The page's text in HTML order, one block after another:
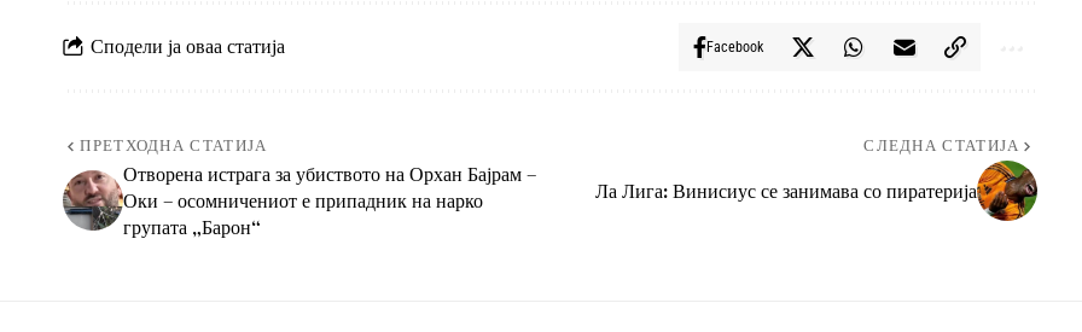
Сподели ја оваа статија Facebook
ПРЕТХОДНА СТАТИЈА
Отворена истрага за убиството на Орхан Бајрам –
Оки – осомничениот е припадник на нарко
групата „Барон“
СЛЕДНА СТАТИЈА
Ла Лига: Винисиус се занимава со пиратерија